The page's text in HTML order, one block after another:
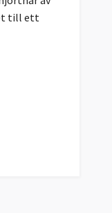
till ett